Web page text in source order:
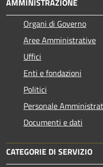
AMMINISTRAZIONE
Organi di Governo
Aree Amministrative
Uffici
Enti e fondazioni
Politici
Personale
Documenti e dati
CATEGORIE DI SERVIZIO